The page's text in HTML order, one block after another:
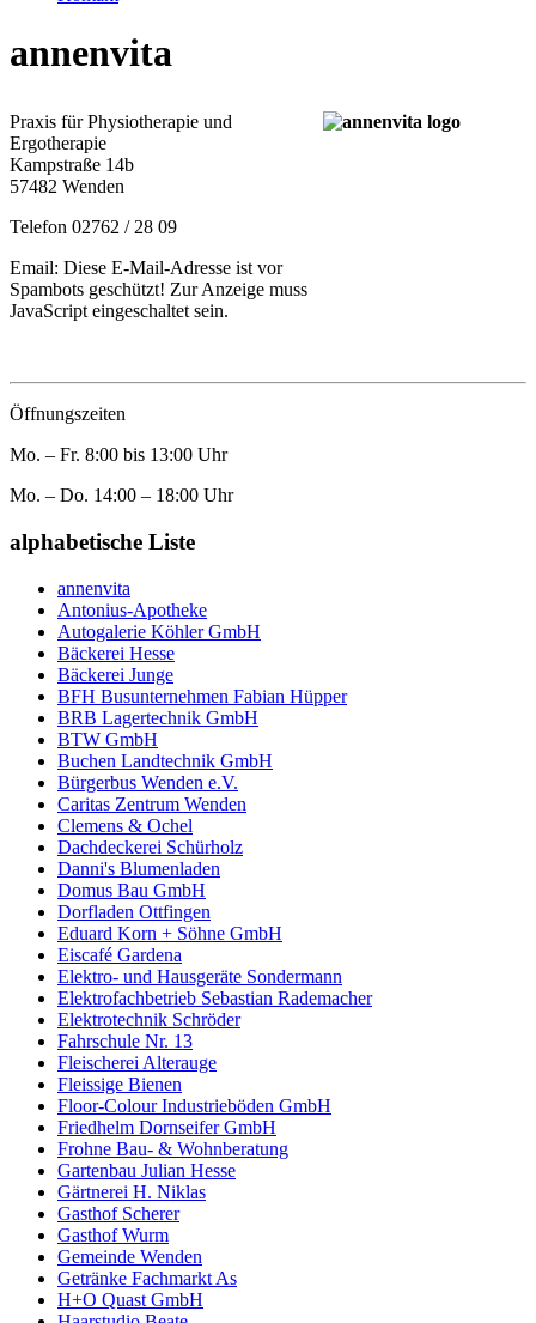
annenvita
Praxis für Physiotherapie und
Ergotherapie
Kampstraße 14b
57482 Wenden
Telefon 02762 / 28 09
Email: Diese E-Mail-Adresse ist vor
Spambots geschützt! Zur Anzeige muss
JavaScript eingeschaltet sein.
Öffnungszeiten
Mo. – Fr. 8:00 bis 13:00 Uhr
Mo. – Do. 14:00 – 18:00 Uhr
alphabetische Liste
annenvita
Antonius-Apotheke
Autogalerie Köhler GmbH
Bäckerei Hesse
Bäckerei Junge
BFH Busunternehmen Fabian Hüpper
BRB Lagertechnik GmbH
BTW GmbH
Buchen Landtechnik GmbH
Bürgerbus Wenden e.V.
Caritas Zentrum Wenden
Clemens & Ochel
Dachdeckerei Schürholz
Danni's Blumenladen
Domus Bau GmbH
Dorfladen Ottfingen
Eduard Korn + Söhne GmbH
Eiscafé Gardena
Elektro- und Hausgeräte Sondermann
Elektrofachbetrieb Sebastian Rademacher
Elektrotechnik Schröder
Fahrschule Nr. 13
Fleischerei Alterauge
Fleissige Bienen
Floor-Colour Industrieböden GmbH
Friedhelm Dornseifer GmbH
Frohne Bau- & Wohnberatung
Gartenbau Julian Hesse
Gärtnerei H. Niklas
Gasthof Scherer
Gasthof Wurm
Gemeinde Wenden
Getränke Fachmarkt As
H+O Quast GmbH